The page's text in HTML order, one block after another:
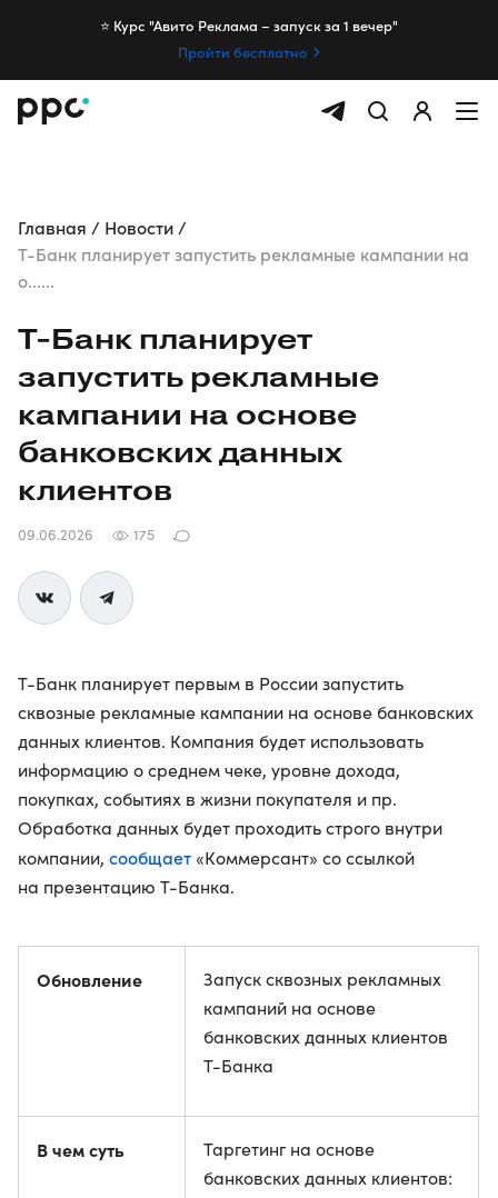
⭐️ Курс "Авито Реклама – запуск за 1 вечер"
Пройти бесплатно
Главная
Новости
Т-Банк планирует запустить рекламные кампании на
о......
Т-Банк планирует
запустить рекламные
кампании на основе
банковских данных
клиентов
09.06.2026 175
Т-Банк планирует первым в России запустить
сквозные рекламные кампании на основе банковских
данных клиентов. Компания будет использовать
информацию о среднем чеке, уровне дохода,
покупках, событиях в жизни покупателя и пр.
Обработка данных будет проходить строго внутри
компании, сообщает «Коммерсант» со ссылкой
на презентацию Т-Банка.
Обновление
Запуск сквозных рекламных
кампаний на основе
банковских данных клиентов
Т-Банка
В чем суть
Таргетинг на основе
банковских данных клиентов: